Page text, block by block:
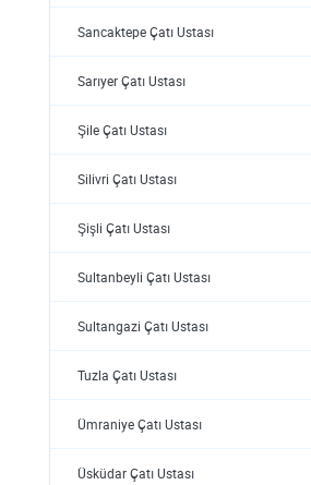
Sancaktepe Çatı Ustası
Sarıyer Çatı Ustası
Şile Çatı Ustası
Silivri Çatı Ustası
Şişli Çatı Ustası
Sultanbeyli Çatı Ustası
Sultangazi Çatı Ustası
Tuzla Çatı Ustası
Ümraniye Çatı Ustası
Üsküdar Çatı Ustası